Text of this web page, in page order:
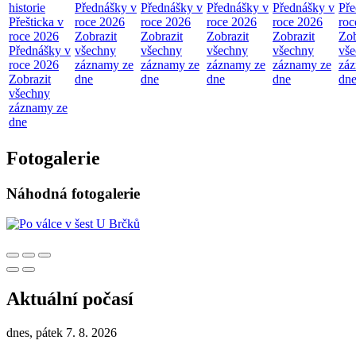
historie
Přešticka v
roce 2026
Přednášky v
roce 2026
Zobrazit
všechny
záznamy ze
dne
Přednášky v
roce 2026
Zobrazit
všechny
záznamy ze
dne
Přednášky v
roce 2026
Zobrazit
všechny
záznamy ze
dne
Přednášky v
roce 2026
Zobrazit
všechny
záznamy ze
dne
Přednášky v
roce 2026
Zobrazit
všechny
záznamy ze
dne
dne
Fotogalerie
Náhodná fotogalerie
Aktuální počasí
dnes, pátek 7. 8. 2026